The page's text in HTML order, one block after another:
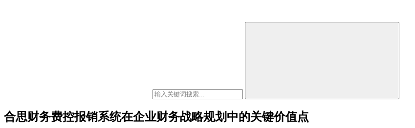
合思财务费控报销系统在企业财务战略规划中的关键价值点